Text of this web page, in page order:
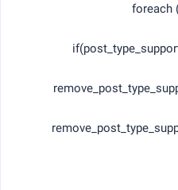
foreach